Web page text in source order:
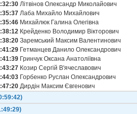
Літвінов Олександр Миколайович
Лаба Михайло Михайлович
Михайлюк Галина Олегівна
Крейденко Володимир Вікторович
Заремський Максим Валентинович
Гетманцев Данило Олександрович
Гринчук Оксана Анатоліївна
Козир Сергій В'ячеславович
Горбенко Руслан Олександрович
Дирдін Максим Євгенович